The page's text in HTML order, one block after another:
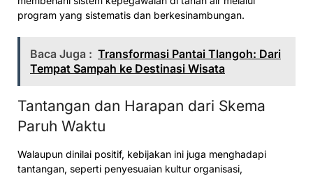
program yang sistematis dan berkesinambungan.
Baca Juga : Transformasi Pantai Tlangoh: Dari
Tempat Sampah ke Destinasi Wisata
Tantangan dan Harapan dari Skema
Paruh Waktu
Walaupun dinilai positif, kebijakan ini juga menghadapi
tantangan, seperti penyesuaian kultur organisasi,